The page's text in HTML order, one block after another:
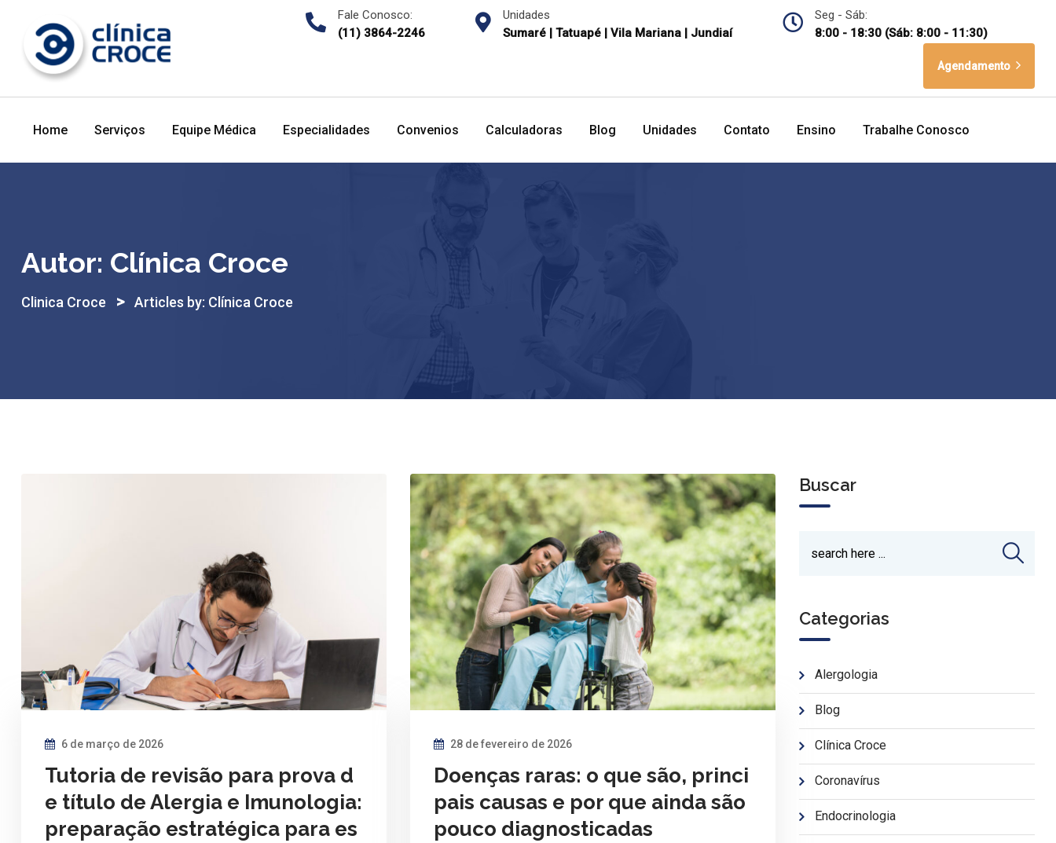
content
Fale Conosco:
(11) 3864-2246
Unidades
Sumaré | Tatuapé | Vila Mariana | Jundiaí
Seg - Sáb:
8:00 - 18:30 (Sáb: 8:00 - 11:30)
Agendamento
Home Serviços Equipe Médica Especialidades Convenios Calculadoras Blog Unidades Contato Ensino Trabalhe Conosco
Autor: Clínica Croce
Clinica Croce > Articles by: Clínica Croce
6 de março de 2026
Tutoria de revisão para prova d
e título de Alergia e Imunologia:
preparação estratégica para es
28 de fevereiro de 2026
Doenças raras: o que são, princi
pais causas e por que ainda são
pouco diagnosticadas
Buscar
Categorias
Alergologia
Blog
Clínica Croce
Coronavírus
Endocrinologia